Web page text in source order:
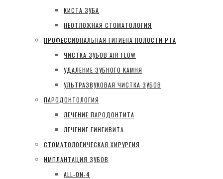
КИСТА ЗУБА
НЕОТЛОЖНАЯ СТОМАТОЛОГИЯ
ПРОФЕССИОНАЛЬНАЯ ГИГИЕНА ПОЛОСТИ РТА
ЧИСТКА ЗУБОВ AIR FLOW
УДАЛЕНИЕ ЗУБНОГО КАМНЯ
УЛЬТРАЗВУКОВАЯ ЧИСТКА ЗУБОВ
ПАРОДОНТОЛОГИЯ
ЛЕЧЕНИЕ ПАРОДОНТИТА
ЛЕЧЕНИЕ ГИНГИВИТА
СТОМАТОЛОГИЧЕСКАЯ ХИРУРГИЯ
ИМПЛАНТАЦИЯ ЗУБОВ
ALL-ON-4